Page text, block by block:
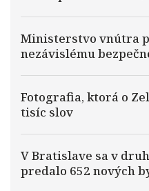
Ministerstvo vnútra
nezávislému
Fotografia, ktorá o
tisíc slov
V Bratislave sa v
predalo 652 nových